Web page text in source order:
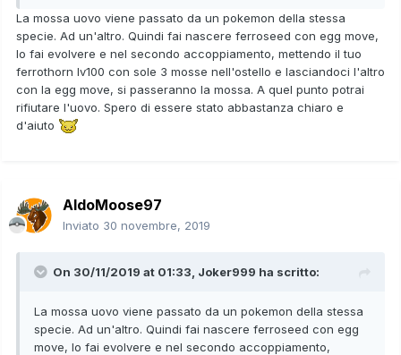
ho rifiutato l'uovo e il mio ferrothorn non ha ricevuto la
mossa, cosa devo fare?
La mossa uovo viene passato da un pokemon della stessa
specie. Ad un'altro. Quindi fai nascere ferroseed con egg move,
lo fai evolvere e nel secondo accoppiamento, mettendo il tuo
ferrothorn lv100 con sole 3 mosse nell'ostello e lasciandoci l'altro
con la egg move, si passeranno la mossa. A quel punto potrai
rifiutare l'uovo. Spero di essere stato abbastanza chiaro e
d'aiuto
AldoMoose97
Inviato 30 novembre, 2019
On 30/11/2019 at 01:33, Joker999 ha scritto:
La mossa uovo viene passato da un pokemon della stessa
specie. Ad un'altro. Quindi fai nascere ferroseed con egg
move, lo fai evolvere e nel secondo accoppiamento,